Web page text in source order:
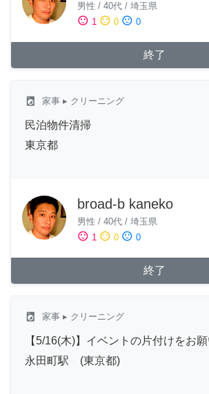
男性 / 40代 / 埼玉県
sentiment_satisfied 1 sentiment_neutral 0 sentiment_dissatisfied 0
終了
local_laundry_service 家事 ▸ クリーニング
民泊物件清掃
東京都
broad-b kaneko
男性 / 40代 / 埼玉県
sentiment_satisfied 1 sentiment_neutral 0 sentiment_dissatisfied 0
終了
local_laundry_service 家事 ▸ クリーニング
【5/16(木)】イベントの片付けをお願
永田町駅 (東京都)